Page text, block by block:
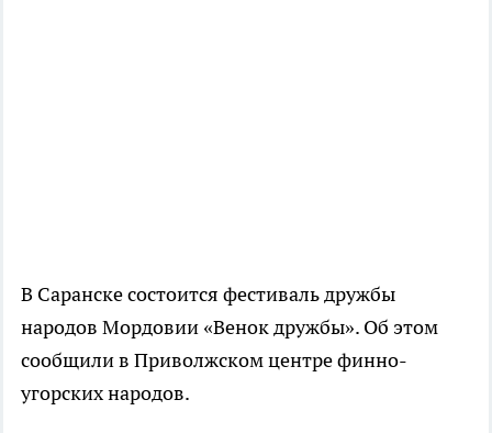
В Саранске состоится фестиваль дружбы
народов Мордовии «Венок дружбы». Об этом
сообщили в Приволжском центре финно-
угорских народов.